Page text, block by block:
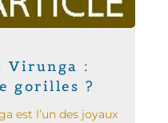
Virunga :
gorilles ?
est l’un des joyaux